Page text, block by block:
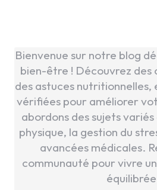
Bienvenue sur notre blog
bien-être ! Découvrez des
des astuces
vérifiées pour améliorer
abordons des sujets
physique, la gestion du
avancées médicales.
communauté pour vivre